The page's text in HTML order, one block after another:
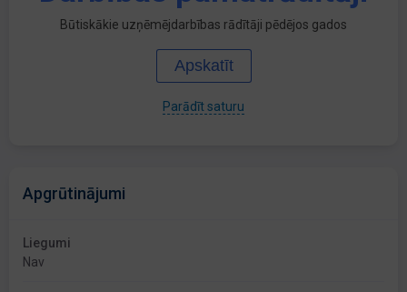
Būtiskākie uzņēmējdarbības rādītāji pēdējos gados
Apskatīt
Parādīt saturu
Apgrūtinājumi
Liegumi
Nav